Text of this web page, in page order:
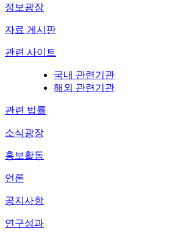
정보광장
자료 게시판
관련 사이트
국내 관련기관
해외 관련기관
관련 법률
소식광장
홍보활동
언론
공지사항
연구성과